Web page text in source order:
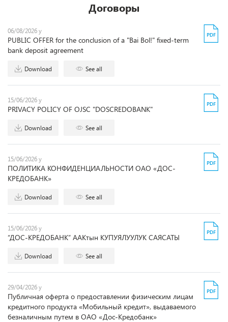
Договоры
06/08/2026 y
PUBLIC OFFER for the conclusion of a "Bai Bol!" fixed-term
bank deposit agreement
Download See all
15/06/2026 y
PRIVACY POLICY OF OJSC "DOSCREDOBANK"
Download See all
15/06/2026 y
ПОЛИТИКА КОНФИДЕНЦИАЛЬНОСТИ ОАО «ДОС-
КРЕДОБАНК»
Download See all
15/06/2026 y
“ДОС-КРЕДОБАНК” ААКтын КУПУЯЛУУЛУК САЯСАТЫ
Download See all
29/04/2026 y
Публичная оферта о предоставлении физическим лицам
кредитного продукта «Мобильный кредит», выдаваемого
безналичным путем в ОАО «Дос-Кредобанк»